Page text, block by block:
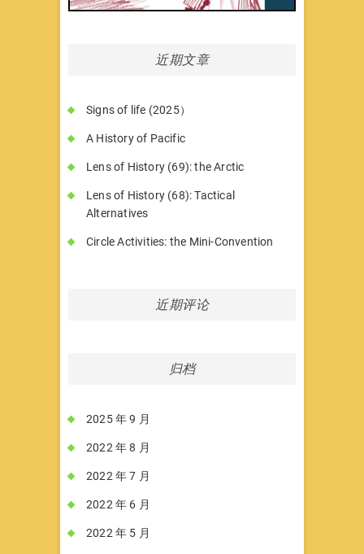
近期文章
Signs of life (2025）
A History of Pacific
Lens of History (69): the Arctic
Lens of History (68): Tactical
Alternatives
Circle Activities: the Mini-Convention
近期评论
归档
2025 年 9 月
2022 年 8 月
2022 年 7 月
2022 年 6 月
2022 年 5 月